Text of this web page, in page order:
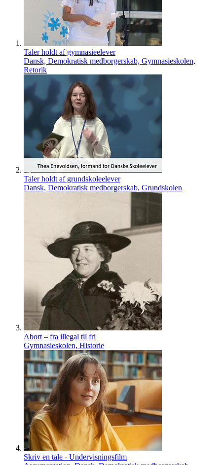
Taler holdt af gymnasieelever
Dansk, Demokratisk medborgerskab, Gymnasieskolen,
Retorik
Taler holdt af grundskoleelever
Dansk, Demokratisk medborgerskab, Grundskolen
Abort – fra illegal til fri
Gymnasieskolen, Historie
Skriv en tale - Undervisningsfilm